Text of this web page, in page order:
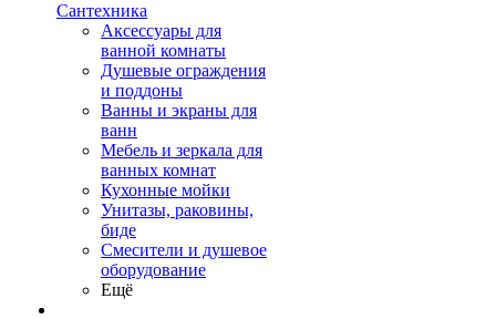
Сантехника
Аксессуары для
ванной комнаты
Душевые ограждения
и поддоны
Ванны и экраны для
ванн
Мебель и зеркала для
ванных комнат
Кухонные мойки
Унитазы, раковины,
биде
Смесители и душевое
оборудование
Ещё